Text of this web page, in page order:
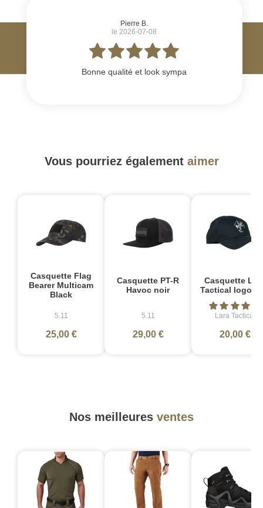
Pierre B.
le 2026-07-08
Bonne qualité et look sympa
Vous pourriez également aimer
Casquette Flag
Bearer Multicam
Black
5.11
25,00 €
Casquette PT-R
Havoc noir
5.11
29,00 €
Casquette
Tactical logo
Lara Tactical
20,00 €
Nos meilleures ventes